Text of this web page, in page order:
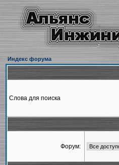
Индекс форума
Слова для поиска
Форум: